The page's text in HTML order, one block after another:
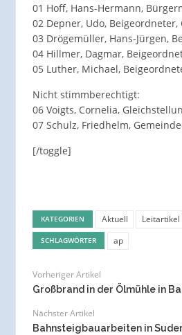
01 Hoff, Hans-Hermann,
02 Depner, Udo, Beigeordneter,
03 Drögemüller, Hans-Jürgen,
04 Hillmer, Dagmar,
05 Luther, Michael,
Nicht stimmberechtigt:
06 Voigts, Cornelia,
07 Schulz, Friedhelm,
[/toggle]
KATEGORIEN Aktuell Leitartikel
SCHLAGWÖRTER ap
Vorheriger Artikel
Großbrand in der Ölmühle in
Nächster Artikel
Bahnsteigbauarbeiten in